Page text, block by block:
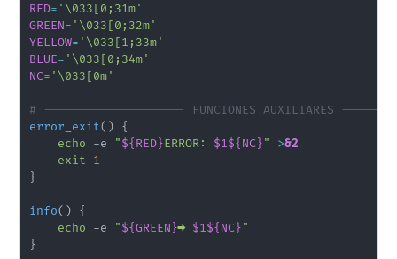
RED= '\033[0;31m'
GREEN= '\033[0;32m'
YELLOW= '\033[1;33m'
BLUE= '\033[0;34m'
NC= '\033[0m'
# -------------------- FUNCIONES AUXILIARES
error_exit( )
{
echo -e "${RED}ERROR: $1${NC}" >&2
exit
1
}
info( )
{
echo -e "${GREEN}➡️ $1${NC}"
}